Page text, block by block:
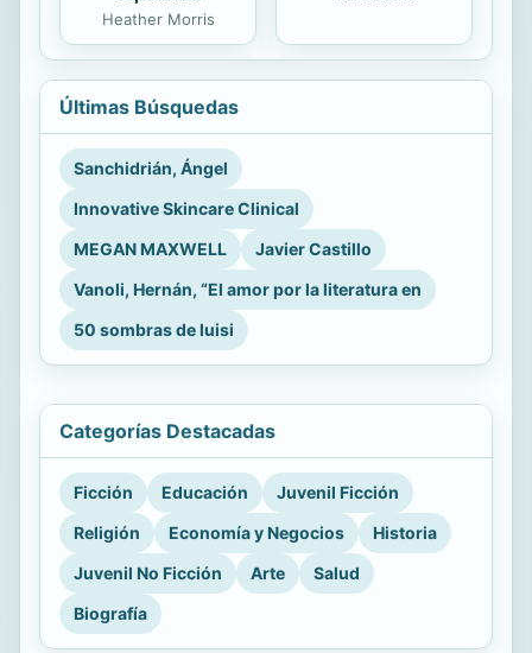
Heather Morris
Últimas Búsquedas
Sanchidrián, Ángel
Innovative Skincare Clinical
MEGAN MAXWELL
Javier Castillo
Vanoli, Hernán, “El amor por la literatura en
50 sombras de luisi
Categorías Destacadas
Ficción Educación
Juvenil Ficción
Religión
Economía y Negocios
Historia
Juvenil No Ficción
Arte
Salud
Biografía